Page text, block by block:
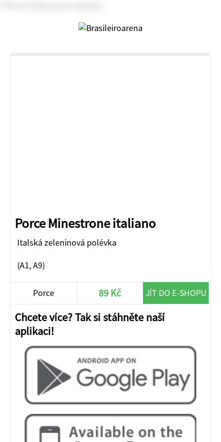
Porce Minestrone italiano
Italská zeleninová polévka
(A1, A9)
Porce 89 Kč JÍT DO E-SHOPU
Chcete více? Tak si stáhněte naší
aplikaci!